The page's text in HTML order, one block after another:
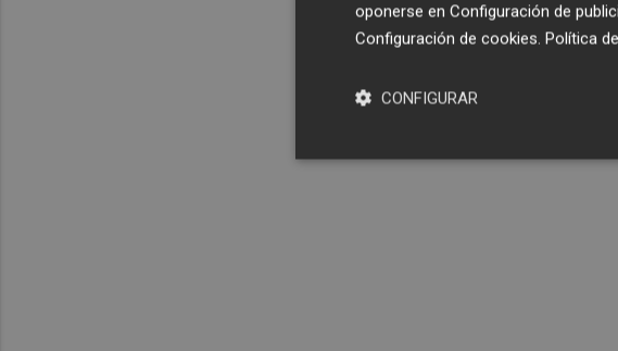
oponerse en Configuración de
Configuración de cookies. Política
CONFIGURAR